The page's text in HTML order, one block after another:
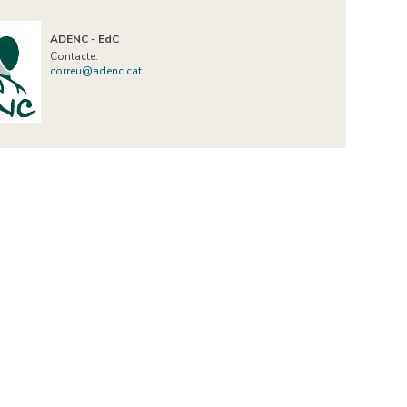
ADENC - EdC
Contacte:
correu@adenc.cat